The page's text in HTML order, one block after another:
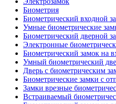
Биометрия
Биометрический входной
Умные биометрические
Биометрический дверной
Электронные
Биометрический замок на
Умный биометрический
Дверь с биометрическим
Биометрические замки с
Замки врезные
Встраиваемый